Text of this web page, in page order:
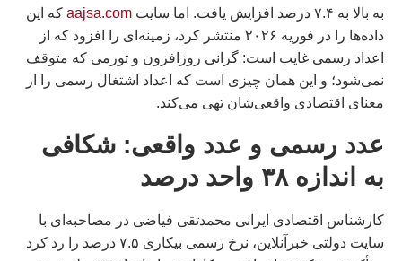
به بالا به ۷.۴ درصد افزایش یافت. اما سایت
aajsa.com که این
داده‌ها را در فوریه ۲۰۲۶ منتشر کرد، زمینه‌ای را افزود که از
اعداد رسمی غایب است: گرانی روزافزون و تورمی که متوقف
نمی‌شود؛ و این همان چیزی است که اعداد اشتغال رسمی را از
معنای اقتصادی واقعی‌شان تهی می‌کند.
عدد رسمی و عدد واقعی: شکافی
به اندازه ۳۸ واحد درصد
کارشناس اقتصادی ایرانی محمدتقی فیاضی در مصاحبه‌ای با
سایت دولتی خبرآنلاین، نرخ رسمی بیکاری ۷.۵ درصد را رد کرد